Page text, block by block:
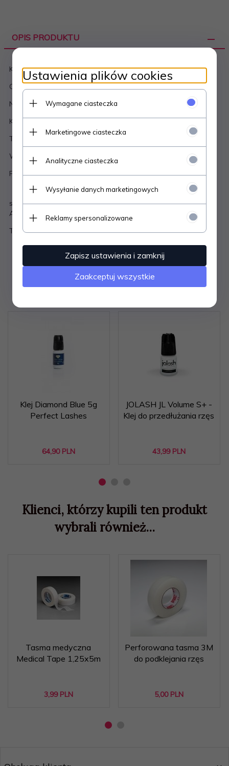
OPIS PRODUKTU
Klej Perfect Lashes X PRO 5g
Czas schnięcia 0,5s 0,3s
Najszybszy klej wyłącznie dla zaawansowanych stylistek
Kolor czarny
Temp 18-22
Wilgotność 40%-70%
Produkt do użytku profesjonalnego
skład: Alkoxy2-cyanoacrylate, ethyl cyanoacrylate, phthalic
Anyhydride, polymethyl methacrylate, carbon black
Termin ważności 3 miesiące po otwarciu opakowania
Polecamy
Klej Diamond Blue 5g
Perfect Lashes
64,90 PLN
JOLASH JL Volume S+ -
Klej do przedłużania rzęs
43,99 PLN
Klienci, którzy kupili ten produkt
wybrali również...
Tasma medyczna
Medical Tape 1,25x5m
3,99 PLN
Perforowana tasma 3M
do podklejania rzęs
5,00 PLN
Ustawienia plików cookies
Wymagane ciasteczka
Marketingowe ciasteczka
Analityczne ciasteczka
Wysyłanie danych marketingowych
Reklamy spersonalizowane
Zapisz ustawienia i zamknij
Zaakceptuj wszystkie